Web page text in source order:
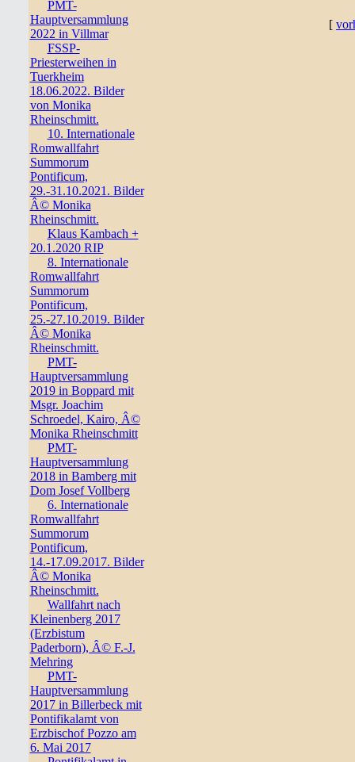
PMT-
Hauptversammlung
2022 in Villmar
FSSP-
Priesterweihen in
Tuerkheim
18.06.2022. Bilder
von Monika
Rheinschmitt.
10. Internationale
Romwallfahrt
Summorum
Pontificum,
29.-31.10.2021. Bilder
Â© Monika
Rheinschmitt.
Klaus Kambach +
20.1.2020 RIP
8. Internationale
Romwallfahrt
Summorum
Pontificum,
25.-27.10.2019. Bilder
Â© Monika
Rheinschmitt.
PMT-
Hauptversammlung
2019 in Boppard mit
Msgr. Joachim
Schroedel, Kairo, Â©
Monika Rheinschmitt
PMT-
Hauptversammlung
2018 in Bamberg mit
Dom Josef Vollberg
6. Internationale
Romwallfahrt
Summorum
Pontificum,
14.-17.09.2017. Bilder
Â© Monika
Rheinschmitt.
Wallfahrt nach
Kleinenberg 2017
(Erzbistum
Paderborn), Â© F.-J.
Mehring
PMT-
Hauptversammlung
2017 in Billerbeck mit
Pontifikalamt von
Erzbischof Pozzo am
6. Mai 2017
[